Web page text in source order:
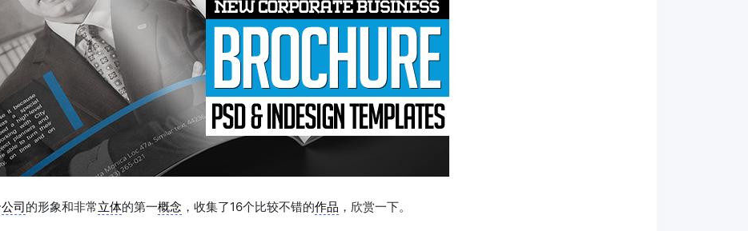
公司的形象和非常立体的第一概念 ，收集了16个比较不错的作品 ，欣赏一下。